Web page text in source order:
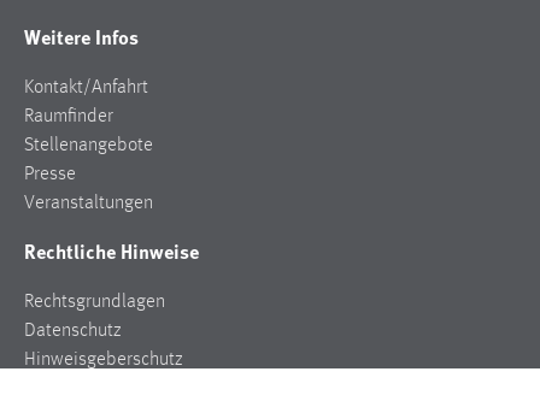
Weitere Infos
Kontakt/Anfahrt
Raumfinder
Stellenangebote
Presse
Veranstaltungen
Rechtliche Hinweise
Rechtsgrundlagen
Datenschutz
Hinweisgeberschutz